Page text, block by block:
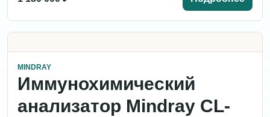
MINDRAY
Иммунохимический
анализатор Mindray CL-